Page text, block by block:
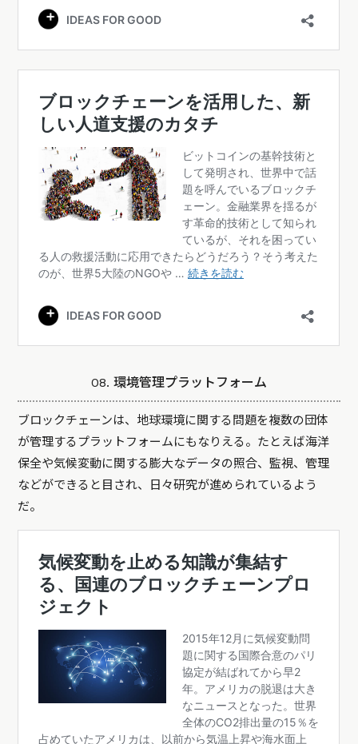
08. 環境管理プラットフォーム
ブロックチェーンは、地球環境に関する問題を複数の団体
が管理するプラットフォームにもなりえる。たとえば海洋
保全や気候変動に関する膨大なデータの照合、監視、管理
などができると目され、日々研究が進められているよう
だ。